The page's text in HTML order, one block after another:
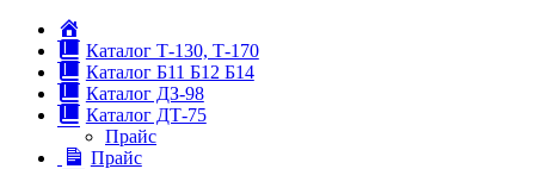
Каталог Т-130, Т-170
Каталог Б11 Б12 Б14
Каталог ДЗ-98
Каталог ДТ-75
Прайс
Прайс